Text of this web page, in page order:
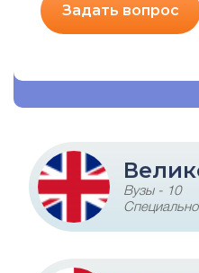
Задать вопрос
Вузы - 10